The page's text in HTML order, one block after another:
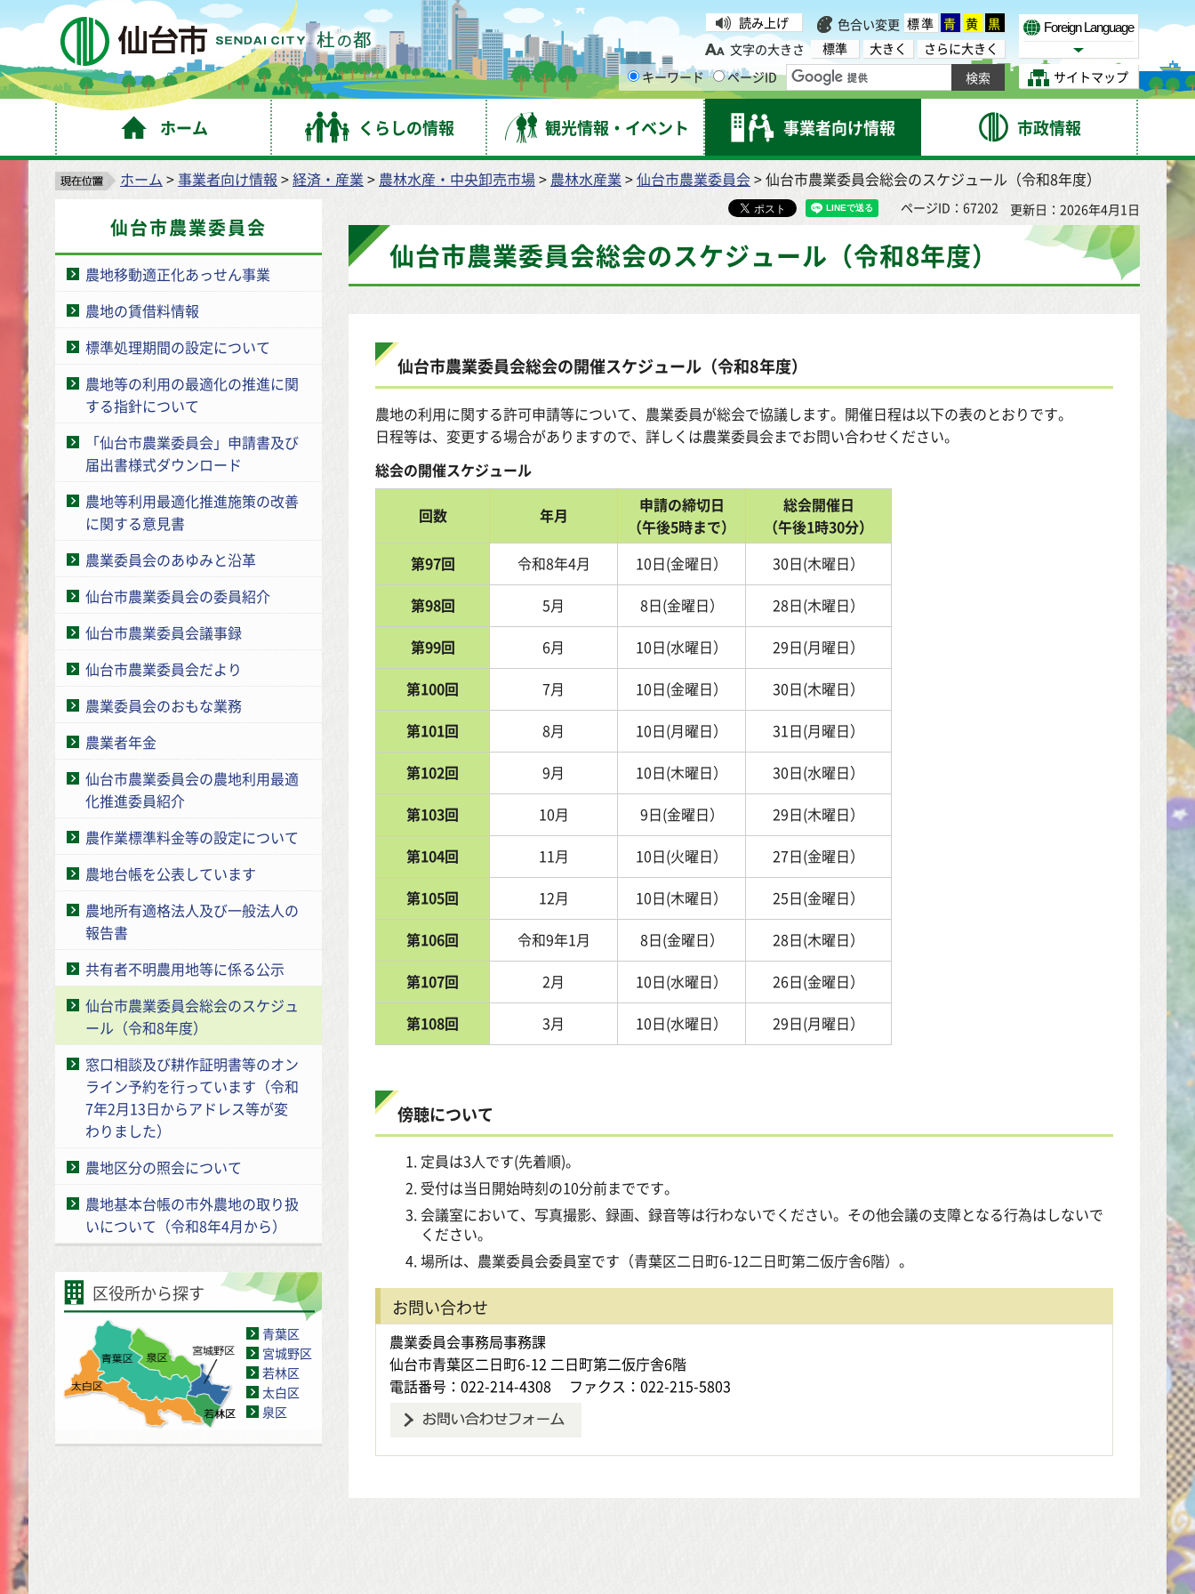
仙台市 読み上げ 色合い変更 標準 青 黄 黒
文字の大きさ
標準 大きく
さらに大きく
キーワード
ページID
Foreign Language
Select Language
サイトマップ
ホーム くらしの情報 観光情報・イベント 事業者向け情報 市政情報
ホーム >事業者向け情報 >経済・産業 > 農林水産・中央卸売市場> 農林水産業 >仙台市農業委員会> 仙台市農業委員会総会のスケジュール（令和8年度）
仙台市農業委員会
農地移動適正化あっせん事業
農地の賃借料情報
標準処理期間の設定について
農地等の利用の最適化の推進に関
する指針について
「仙台市農業委員会」申請書及び
届出書様式ダウンロード
農地等利用最適化推進施策の改善
に関する意見書
農業委員会のあゆみと沿革
仙台市農業委員会の委員紹介
仙台市農業委員会議事録
仙台市農業委員会だより
農業委員会のおもな業務
農業者年金
仙台市農業委員会の農地利用最適
化推進委員紹介
農作業標準料金等の設定について
農地台帳を公表しています
農地所有適格法人及び一般法人の
報告書
共有者不明農用地等に係る公示
仙台市農業委員会総会のスケジュ
ール（令和8年度）
窓口相談及び耕作証明書等のオン
ライン予約を行っています（令和
7年2月13日からアドレス等が変
わりました）
農地区分の照会について
農地基本台帳の市外農地の取り扱
いについて（令和8年4月から）
区役所から探す
青葉区
宮城野区
若林区
太白区
泉区
ページID：67202 更新日：2026年4月1日
仙台市農業委員会総会のスケジュール（令和8年度）
仙台市農業委員会総会の開催スケジュール（令和8年度）
農地の利用に関する許可申請等について、農業委員が総会で協議します。開催日程は以下の表のとおりです。
日程等は、変更する場合がありますので、詳しくは農業委員会までお問い合わせください。
総会の開催スケジュール
回数 年月
申請の締切日
（午後5時まで）
総会開催日
（午後1時30分）
第97回
令和8年4月 10日(金曜日）
30日(木曜日）
第98回
5月 8日(金曜日）
28日(木曜日）
第99回
6月 10日(水曜日）
29日(月曜日）
第100回
7月 10日(金曜日）
30日(木曜日）
第101回
8月 10日(月曜日）
31日(月曜日）
第102回
9月 10日(木曜日）
30日(水曜日）
第103回
10月 9日(金曜日）
29日(木曜日）
第104回
11月 10日(火曜日）
27日(金曜日）
第105回
12月 10日(木曜日）
25日(金曜日）
第106回
令和9年1月 8日(金曜日）
28日(木曜日）
第107回
2月 10日(水曜日）
26日(金曜日）
第108回
3月 10日(水曜日） 29日(月曜日）
傍聴について
定員は3人です(先着順)。
受付は当日開始時刻の10分前までです。
会議室において、写真撮影、録画、録音等は行わないでください。その他会議の支障となる行為はしないで
ください。
場所は、農業委員会委員室です（青葉区二日町6-12二日町第二仮庁舎6階）。
お問い合わせ
農業委員会事務局事務課
仙台市青葉区二日町6-12 二日町第二仮庁舎6階
電話番号：022-214-4308
ファクス：022-215-5803